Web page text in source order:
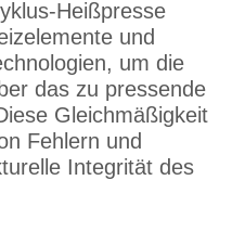
Heißpresse
und
um die
das zu pressende
Gleichmäßigkeit
Fehlern und
Integrität des